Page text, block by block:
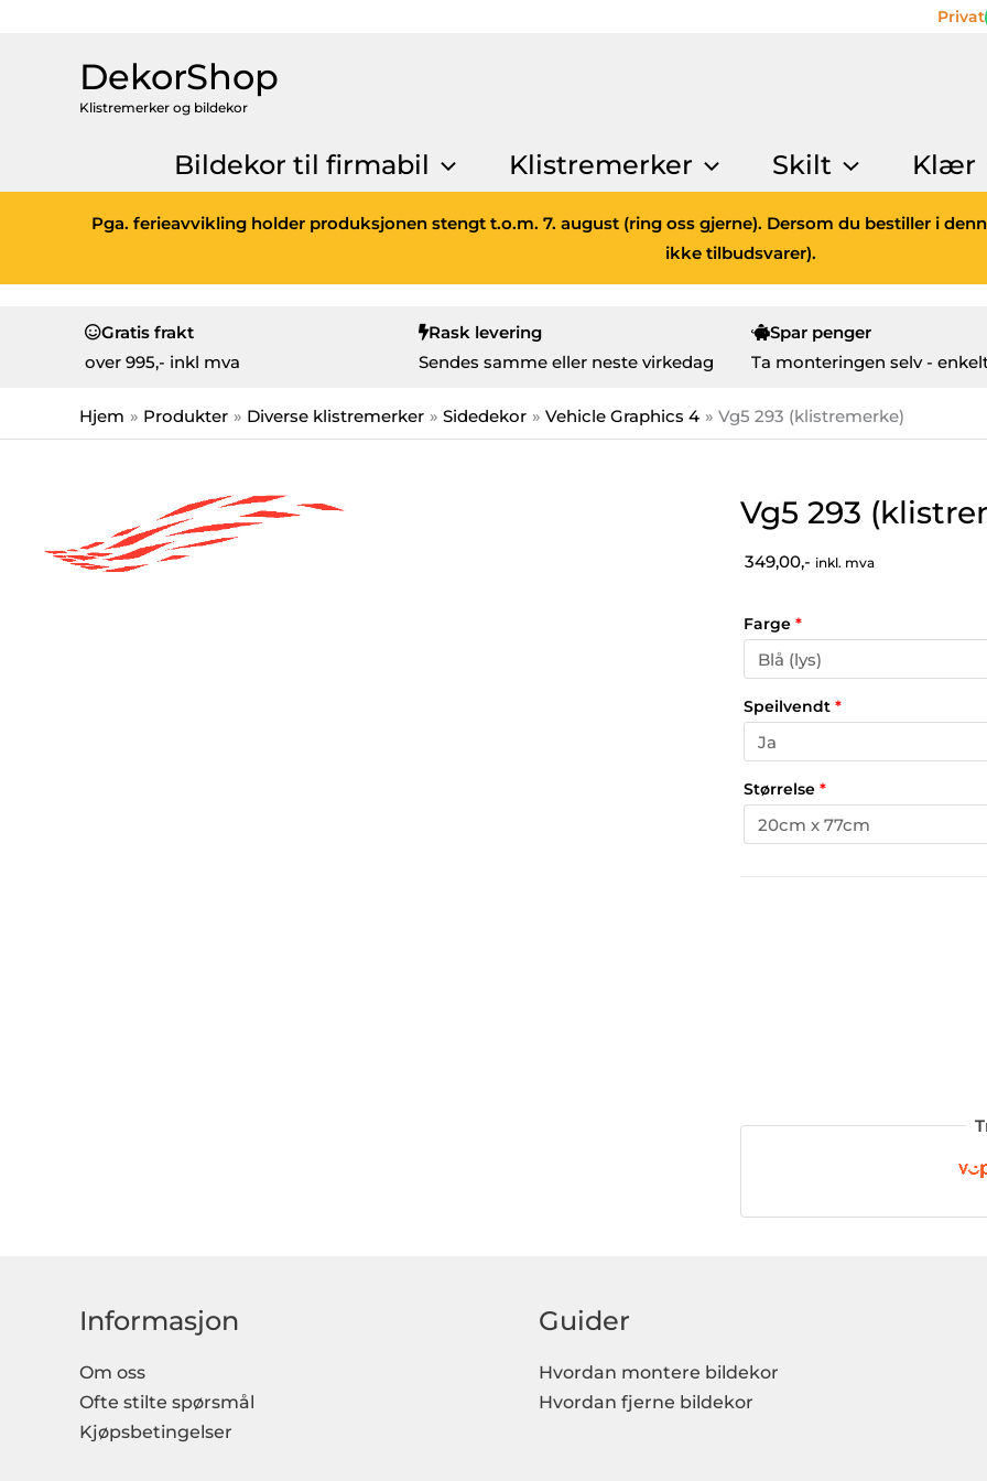
Privat
DekorShop
Klistremerker og bildekor
Bildekor til firmabil Klistremerker Skilt Klær
Pga. ferieavvikling holder produksjonen stengt t.o.m. 7. august (ring oss gjerne). Dersom du bestiller i
ikke tilbudsvarer).
Gratis frakt
over 995,- inkl mva
Rask levering
Sendes samme eller neste virkedag
Spar penger
Ta monteringen selv -
Hjem Produkter Diverse klistremerker Sidedekor Vehicle Graphics 4 Vg5 293 (klistremerke)
Vg5 293
349,00,- inkl. mva
Farge *
Speilvendt *
Størrelse *
Informasjon
Om oss
Ofte stilte spørsmål
Kjøpsbetingelser
Guider
Hvordan montere bildekor
Hvordan fjerne bildekor